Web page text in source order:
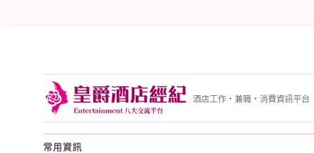
酒店工作・兼職・消費資訊平台
常用資訊